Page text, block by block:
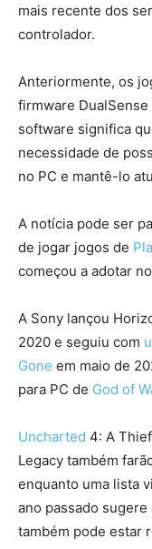
mais recente dos
controlador.
Anteriormente, os
firmware
software significa
necessidade de
no PC e mantê-lo
A notícia pode ser
de jogar jogos de
começou a adotar
A Sony lançou
2020 e seguiu com
Gone em maio de
para PC de God of
Uncharted 4: A
Legacy também
enquanto uma lista
ano passado
também pode estar